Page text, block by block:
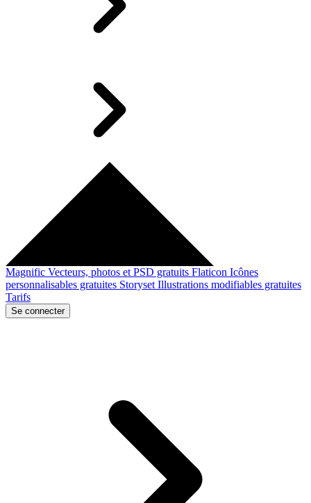
Magnific Vecteurs, photos et PSD gratuits Flaticon Icônes
personnalisables gratuites Storyset Illustrations modifiables gratuites
Tarifs
Se connecter